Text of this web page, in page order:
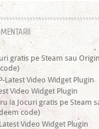
gratis pe Steam sau
Latest Video Widget Plugin
Video Widget Plugin
la Jocuri gratis pe Steam
code)
Video Widget Plugin